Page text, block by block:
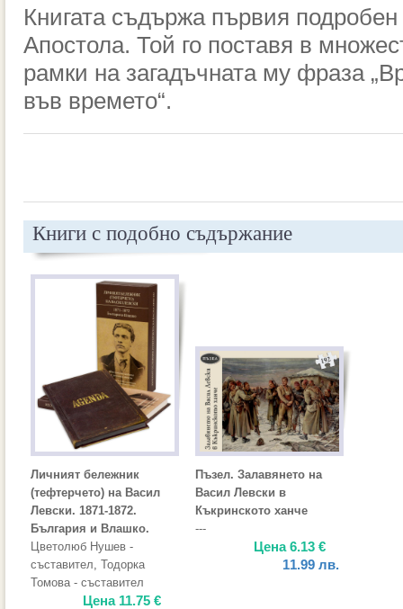
Книгата съдържа първия
Апостола. Той го поставя в
рамки на загадъчната му фраза
във времето“.
Книги с подобно съдържание
Личният бележник
(тефтерчето) на Васил
Левски. 1871-1872.
България и Влашко.
Цветолюб Нушев -
съставител, Тодорка
Томова - съставител
Цена 11.75 €
Пъзел. Залавянето на
Васил Левски в
Къкринското ханче
---
Цена6.13 €
11.99 лв.